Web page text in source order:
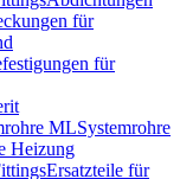
für
für
MLSystemrohre
Heizung
Ersatzteile für